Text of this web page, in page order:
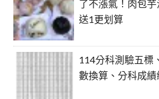
了不漲氣！肉包
送1更划算
114分科測驗五標
數換算、分科成績